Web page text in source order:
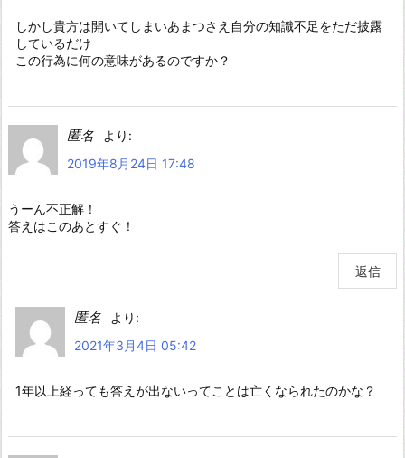
しかし貴方は開いてしまいあまつさえ自分の知識不足をただ披露
しているだけ
この行為に何の意味があるのですか？
匿名
より:
2019年8月24日 17:48
うーん不正解！
答えはこのあとすぐ！
返信
匿名
より:
2021年3月4日 05:42
1年以上経っても答えが出ないってことは亡くなられたのかな？